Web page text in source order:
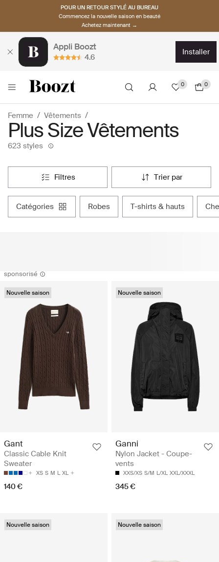
POUR UN RETOUR STYLÉ AU BUREAU
Commencez la nouvelle saison en beauté
Achetez maintenant →
Appli Boozt
4.6
installer
0 0
Femme Vêtements
Plus Size Vêtements
623 styles
filtres trier par
catégories robes t-shirts & hauts
sponsorisé
Nouvelle saison
Gant
Classic Cable Knit
Sweater
XS S M L XL
140 €
Nouvelle saison
Ganni
Nylon Jacket - Coupe-
vents
XXS/XS S/M L/XL XXL/XXXL
345 €
Nouvelle saison Nouvelle saison